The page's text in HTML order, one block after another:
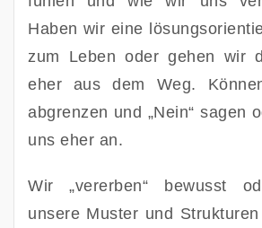
Haben wir eine
zum Leben oder gehen wir
eher aus dem Weg.
abgrenzen und „Nein“ sagen
uns eher an.
Wir „vererben“ bewusst